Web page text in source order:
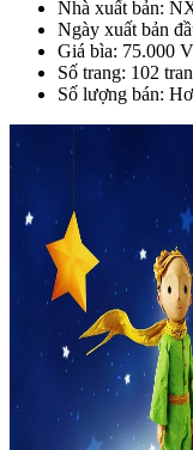
Nhà xuất bản:
Ngày xuất bản
Giá bìa: 75.000
Số trang: 102
Số lượng bán: